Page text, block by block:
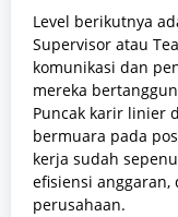
Level berikutnya
Supervisor atau
komunikasi dan
mereka
Puncak karir linier
bermuara pada
kerja sudah
efisiensi
perusahaan.